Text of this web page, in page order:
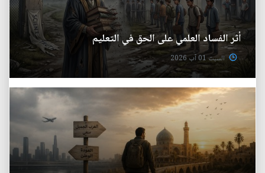
أثر الفساد العلمي على الحق في التعليم
السبت 01 آب 2026